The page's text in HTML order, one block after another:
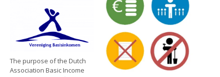
The purpose of the Dutch
Association Basic Income